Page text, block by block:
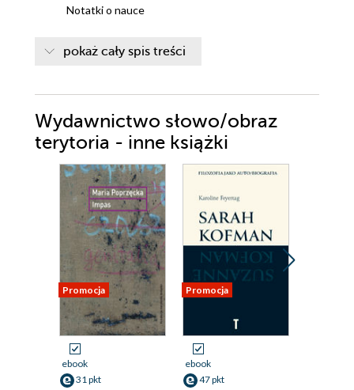
Notatki o nauce
Notatki o związkach
Krótkie notatki o literaturze Bloom
Przypisy
Strona redakcyjna
pokaż cały spis treści
Wydawnictwo słowo/obraz
terytoria - inne książki
Promocja
ebook
31 pkt
Promocja
ebook
47 pkt